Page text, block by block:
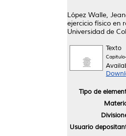
López Walle,
ejercicio físico en
Universidad de
Texto
Tipo de
Usuario